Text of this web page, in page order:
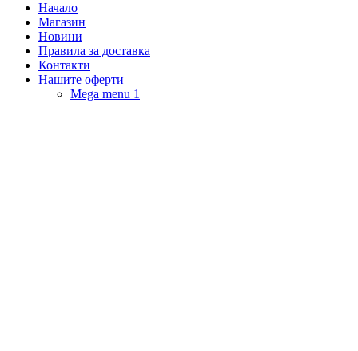
Начало
Магазин
Новини
Правила за доставка
Контакти
Нашите оферти
Mega menu 1